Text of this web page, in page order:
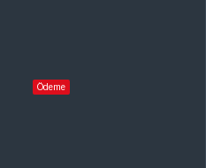
Ödeme